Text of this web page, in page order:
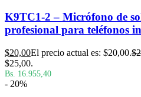
K9TC1-2 – Micrófono de
profesional para teléfonos
$20,00El precio actual es: $20,00.$
$25,00.
Bs. 16.955,40
- 20%